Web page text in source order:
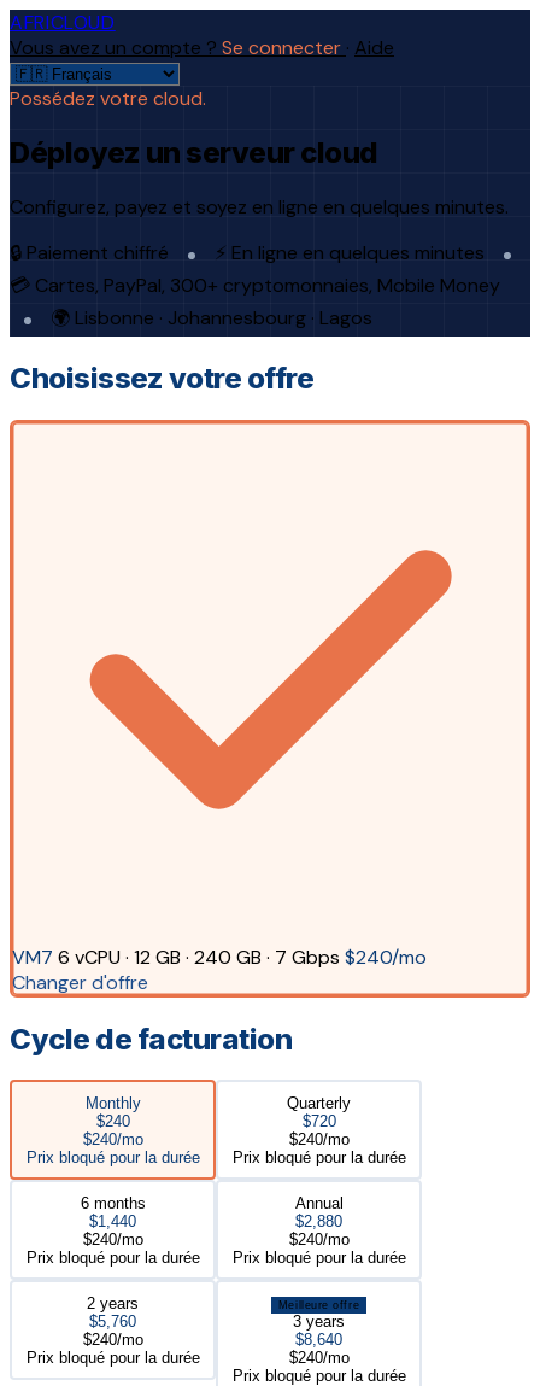
AFRICLOUD
Vous avez un compte ? Se connecter · Aide
Possédez votre cloud.
Déployez un serveur cloud
Configurez, payez et soyez en ligne en quelques minutes.
🔒 Paiement chiffré
⚡ En ligne en quelques minutes
💳 Cartes, PayPal, 300+ cryptomonnaies, Mobile Money
🌍 Lisbonne · Johannesbourg · Lagos
Choisissez votre offre
VM7 6 vCPU · 12 GB · 240 GB · 7 Gbps $240/mo
Changer d'offre
Cycle de facturation
Monthly
$240
$240/mo
Prix bloqué pour la durée
Quarterly
$720
$240/mo
Prix bloqué pour la durée
6 months
$1,440
$240/mo
Prix bloqué pour la durée
Annual
$2,880
$240/mo
Prix bloqué pour la durée
2 years
$5,760
$240/mo
Prix bloqué pour la durée
Meilleure offre
3 years
$8,640
$240/mo
Prix bloqué pour la durée